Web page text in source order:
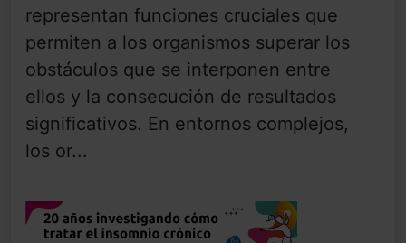
representan funciones cruciales que
permiten a los organismos superar los
obstáculos que se interponen entre
ellos y la consecución de resultados
significativos. En entornos complejos,
los or...